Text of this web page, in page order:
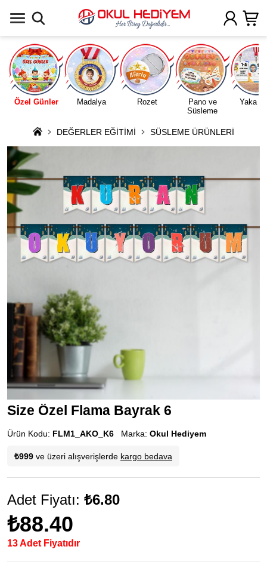
Özel Günler Madalya Rozet
Pano ve
Süsleme
Yaka
DEĞERLER EĞİTİMİ SÜSLEME ÜRÜNLERİ
Size Özel Flama Bayrak 6
Ürün Kodu: FLM1_AKO_K6 Marka: Okul Hediyem
₺999 ve üzeri alışverişlerde kargo bedava
Adet Fiyatı: ₺6.80
₺88.40
13 Adet Fiyatıdır
Uygulamada Aç